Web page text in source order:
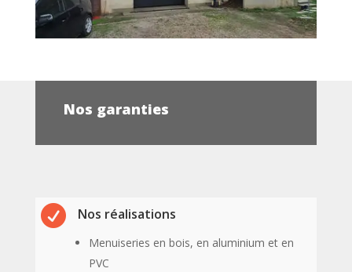
Nos garanties
 Nos réalisations
Menuiseries en bois, en aluminium et en
PVC